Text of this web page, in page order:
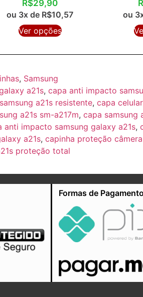
R$29,90
ou 3x de R$10,57
Ver opções
ou
, Samsung
a21s, capa anti impacto
a21s resistente, capa
a21s sm-a217m, capa samsung
anti impacto samsung galaxy a21s,
a21s, capinha proteção
proteção total
Formas de Pagamento